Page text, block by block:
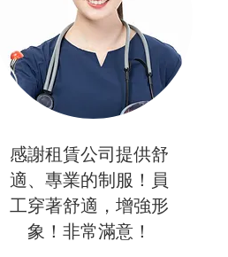
感謝租賃公司提供舒
適、專業的制服！員
工穿著舒適，增強形
象！非常滿意！